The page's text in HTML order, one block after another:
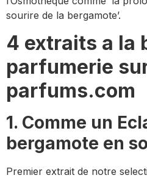
sourire de la bergamote’.
4 extraits a la
parfumerie
parfums.com
1. Comme un
bergamote en
Premier extrait de notre